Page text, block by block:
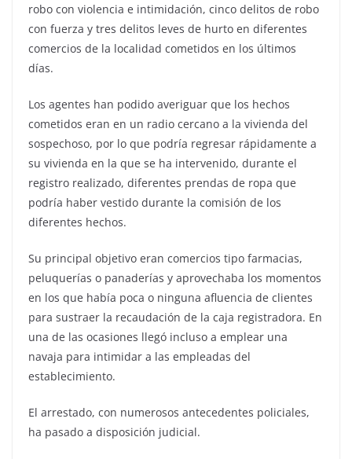
robo con violencia e intimidación, cinco delitos de robo
con fuerza y tres delitos leves de hurto en diferentes
comercios de la localidad cometidos en los últimos
días.
Los agentes han podido averiguar que los hechos
cometidos eran en un radio cercano a la vivienda del
sospechoso, por lo que podría regresar rápidamente a
su vivienda en la que se ha intervenido, durante el
registro realizado, diferentes prendas de ropa que
podría haber vestido durante la comisión de los
diferentes hechos.
Su principal objetivo eran comercios tipo farmacias,
peluquerías o panaderías y aprovechaba los momentos
en los que había poca o ninguna afluencia de clientes
para sustraer la recaudación de la caja registradora. En
una de las ocasiones llegó incluso a emplear una
navaja para intimidar a las empleadas del
establecimiento.
El arrestado, con numerosos antecedentes policiales,
ha pasado a disposición judicial.